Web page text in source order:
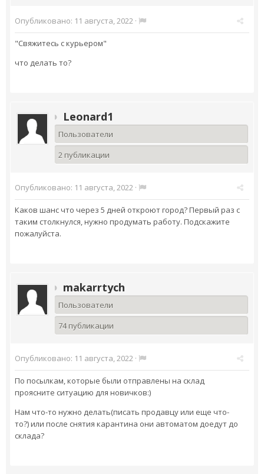
Опубликовано: 11 августа, 2022 ·
"Свяжитесь с курьером"
что делать то?
Leonard1
Пользователи
2 публикации
Опубликовано: 11 августа, 2022 ·
Каков шанс что через 5 дней откроют город? Первый раз с
таким столкнулся, нужно продумать работу. Подскажите
пожалуйста.
makarrtych
Пользователи
74 публикации
Опубликовано: 11 августа, 2022 ·
По посылкам, которые были отправлены на склад
проясните ситуацию для новичков:)
Нам что-то нужно делать(писать продавцу или еще что-
то?) или после снятия карантина они автоматом доедут до
склада?